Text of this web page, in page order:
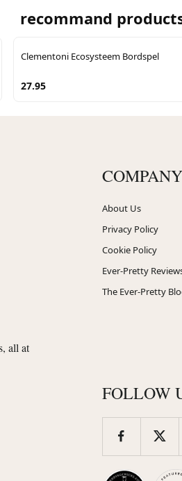
recommand
Clementoni Ecosysteem Bordspel
27.95
all at
About Us
Privacy Policy
Cookie Policy
Ever-Pretty
The Ever-Pretty
FOLLOW